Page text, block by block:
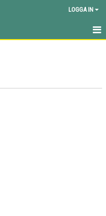
LOGGA IN